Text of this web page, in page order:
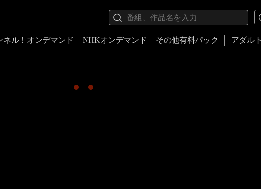
ネル！オンデマンド NHKオンデマンド その他有料パック アダルト